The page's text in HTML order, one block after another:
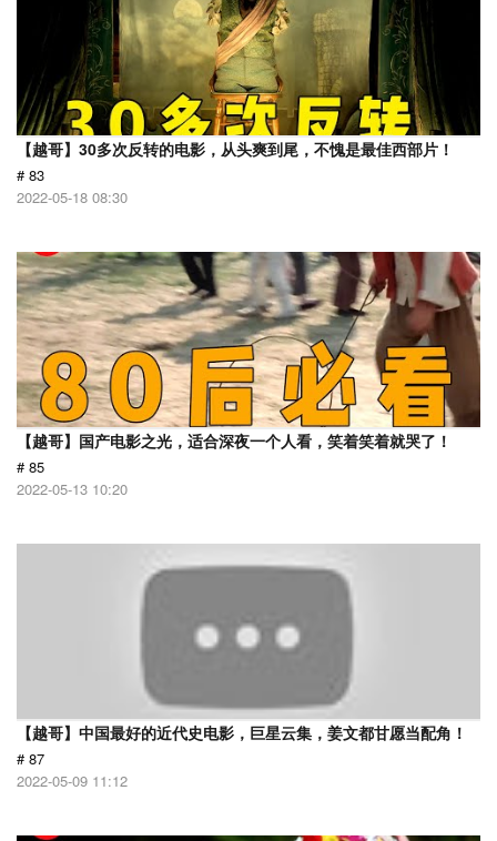
【越哥】30多次反转的电影，从头爽到尾，不愧是最佳西部片！
# 83
2022-05-18 08:30
【越哥】国产电影之光，适合深夜一个人看，笑着笑着就哭了！
# 85
2022-05-13 10:20
【越哥】中国最好的近代史电影，巨星云集，姜文都甘愿当配角！
# 87
2022-05-09 11:12